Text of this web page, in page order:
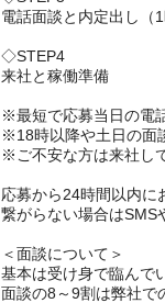
電話面談と内定出し（1
◇STEP4
来社と稼働準備
※最短で応募当日の電
※18時以降や土日の面
※ご不安な方は来社し
応募から24時間以内に
繋がらない場合はSMS
＜面談について＞
基本は受け身で臨んで
面談の8～9割は弊社で